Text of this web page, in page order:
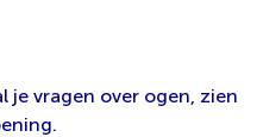
je vragen over ogen, zien